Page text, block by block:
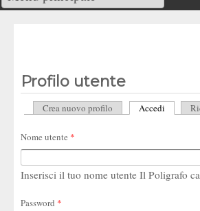
Profilo utente
Schede primarie
Crea nuovo profilo Accedi (scheda
Nome utente *
Inserisci il tuo nome utente Il Poligrafo
Password *